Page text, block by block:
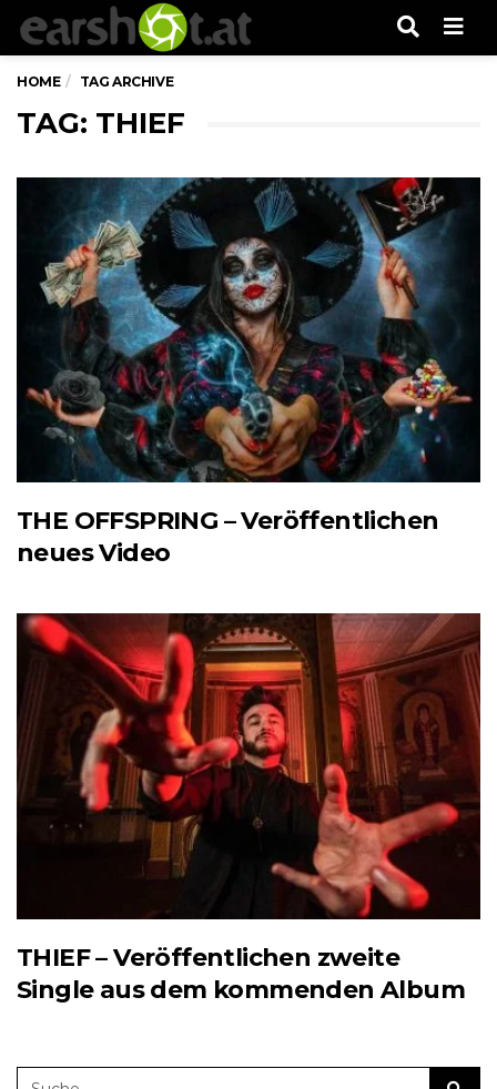
HOME TAG ARCHIVE
TAG: THIEF
THE OFFSPRING – Veröffentlichen
neues Video
THIEF – Veröffentlichen zweite
Single aus dem kommenden Album